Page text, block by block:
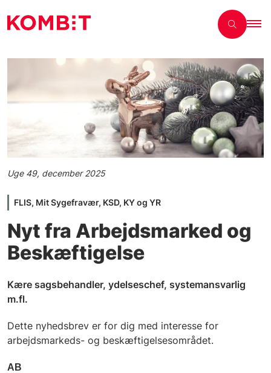
Uge 49, december 2025
FLIS, Mit Sygefravær, KSD, KY og YR
Nyt fra Arbejdsmarked og
Beskæftigelse
Kære sagsbehandler, ydelseschef, systemansvarlig
m.fl.
Dette nyhedsbrev er for dig med interesse for
arbejdsmarkeds- og beskæftigelsesområdet.
AB